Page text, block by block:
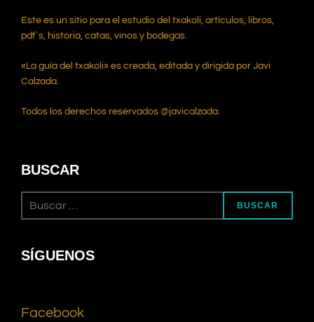
Este es un sitio para el estudio del txakoli, artículos, libros,
pdf`s, historia, catas, vinos y bodegas.
«La guía del txakoli» es creada, editada y dirigida por Javi
Calzada.
Todos los derechos reservados @javicalzada.
BUSCAR
BUSCAR
SÍGUENOS
Facebook